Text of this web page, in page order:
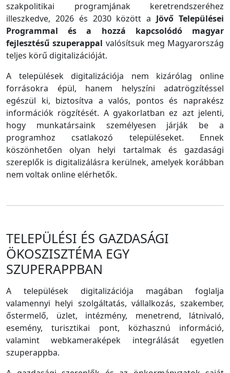
szakpolitikai programjának keretrendszeréhez
illeszkedve, 2026 és 2030 között a Jövő Települései
Programmal és a hozzá kapcsolódó magyar
fejlesztésű szuperappal valósítsuk meg Magyarország
teljes körű digitalizációját.
A települések digitalizációja nem kizárólag online
forrásokra épül, hanem helyszíni adatrögzítéssel
egészül ki, biztosítva a valós, pontos és naprakész
információk rögzítését. A gyakorlatban ez azt jelenti,
hogy munkatársaink személyesen járják be a
programhoz csatlakozó településeket. Ennek
köszönhetően olyan helyi tartalmak és gazdasági
szereplők is digitalizálásra kerülnek, amelyek korábban
nem voltak online elérhetők.
TELEPÜLÉSI ÉS GAZDASÁGI
ÖKOSZISZTÉMA EGY
SZUPERAPPBAN
A települések digitalizációja magában foglalja
valamennyi helyi szolgáltatás, vállalkozás, szakember,
őstermelő, üzlet, intézmény, menetrend, látnivaló,
esemény, turisztikai pont, közhasznú információ,
valamint webkameraképek integrálását egyetlen
szuperappba.